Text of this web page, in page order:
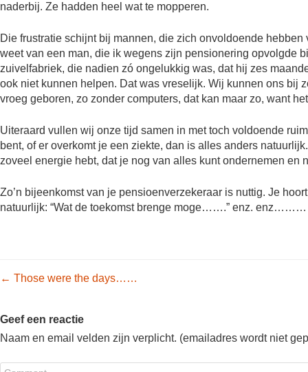
naderbij. Ze hadden heel wat te mopperen.
Die frustratie schijnt bij mannen, die zich onvoldoende
weet van een man, die ik wegens zijn pensionering opvolgde
zuivelfabriek, die nadien zó ongelukkig was, dat hij zes
ook niet kunnen helpen. Dat was vreselijk. Wij kunnen ons bij
vroeg geboren, zo zonder computers, dat kan maar zo, want
Uiteraard vullen wij onze tijd samen in met toch voldoende
bent, of er overkomt je een ziekte, dan is alles anders
zoveel energie hebt, dat je nog van alles kunt ondernemen en
Zo’n bijeenkomst van je pensioenverzekeraar is nuttig. Je
natuurlijk: “Wat de toekomst brenge moge…….” enz. enz………
Post navigation
← Those were the days……
Geef een reactie
Naam en email velden zijn verplicht. (emailadres wordt niet